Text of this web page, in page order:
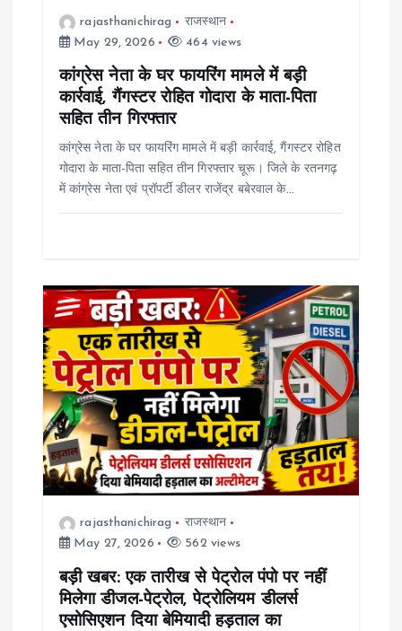
rajasthanichirag
राजस्थान
May 29, 2026
464 views
कांग्रेस नेता के घर फायरिंग मामले में बड़ी
कार्रवाई, गैंगस्टर रोहित गोदारा के माता-पिता
सहित तीन गिरफ्तार
कांग्रेस नेता के घर फायरिंग मामले में बड़ी कार्रवाई, गैंगस्टर रोहित
गोदारा के माता-पिता सहित तीन गिरफ्तार चूरू। जिले के रतनगढ़
में कांग्रेस नेता एवं प्रॉपर्टी डीलर राजेंद्र बबेरवाल के…
rajasthanichirag
राजस्थान
May 27, 2026
562 views
बड़ी खबर: एक तारीख से पेट्रोल पंपो पर नहीं
मिलेगा डीजल-पेट्रोल, पेट्रोलियम डीलर्स
एसोसिएशन दिया बेमियादी हड़ताल का